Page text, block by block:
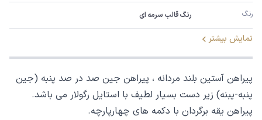
رنگ رنگ قالب سرمه ای
نمایش بیشتر
پیراهن آستین بلند مردانه ، پیراهن جین صد در صد پنبه (جین
پنبه-پبنه) زیر دست بسیار لطیف با استایل رگولار می باشد.
پیراهن یقه برگردان با دکمه های چهارپارچه.